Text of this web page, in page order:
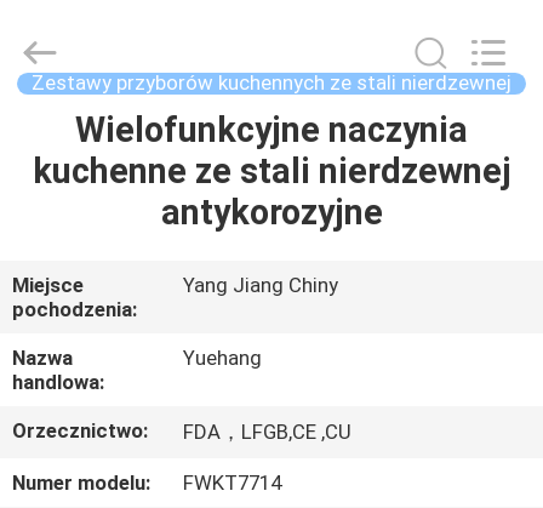
PRODUKTY
O
NAS
WYCIECZKA
PO
FABRYCE
supplier.
Copyright
2021
Yuehang
Trading
Zestawy przyborów kuchennych ze stali nierdzewnej
Wielofunkcyjne naczynia
kuchenne ze stali nierdzewnej
antykorozyjne
Miejsce
pochodzenia:
Yang Jiang Chiny
Nazwa
handlowa:
Yuehang
Orzecznictwo: FDA，LFGB,CE ,CU
Numer modelu:
FWKT7714